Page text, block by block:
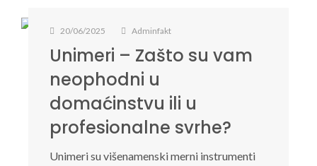
20/06/2025 Adminfakt
Unimeri – Zašto su vam
neophodni u
domaćinstvu ili u
profesionalne svrhe?
Unimeri su višenamenski merni instrumenti